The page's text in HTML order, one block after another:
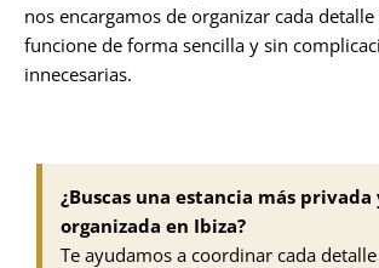
nos encargamos de organizar cada
funcione de forma sencilla y sin
innecesarias.
¿Buscas una estancia más
organizada en Ibiza?
Te ayudamos a coordinar cada